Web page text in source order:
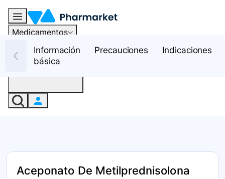
Medicamentos
RecursosInformación
básica
Precauciones Indicaciones
Aceponato De Metilprednisolona